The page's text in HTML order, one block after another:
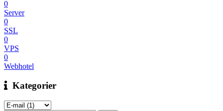
0
Server
0
SSL
0
VPS
0
Webhotel
Kategorier